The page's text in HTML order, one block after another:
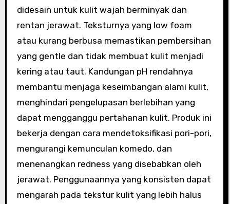
didesain untuk kulit wajah berminyak dan
rentan jerawat. Teksturnya yang low foam
atau kurang berbusa memastikan pembersihan
yang gentle dan tidak membuat kulit menjadi
kering atau taut. Kandungan pH rendahnya
membantu menjaga keseimbangan alami kulit,
menghindari pengelupasan berlebihan yang
dapat mengganggu pertahanan kulit. Produk ini
bekerja dengan cara mendetoksifikasi pori-pori,
mengurangi kemunculan komedo, dan
menenangkan redness yang disebabkan oleh
jerawat. Penggunaannya yang konsisten dapat
mengarah pada tekstur kulit yang lebih halus